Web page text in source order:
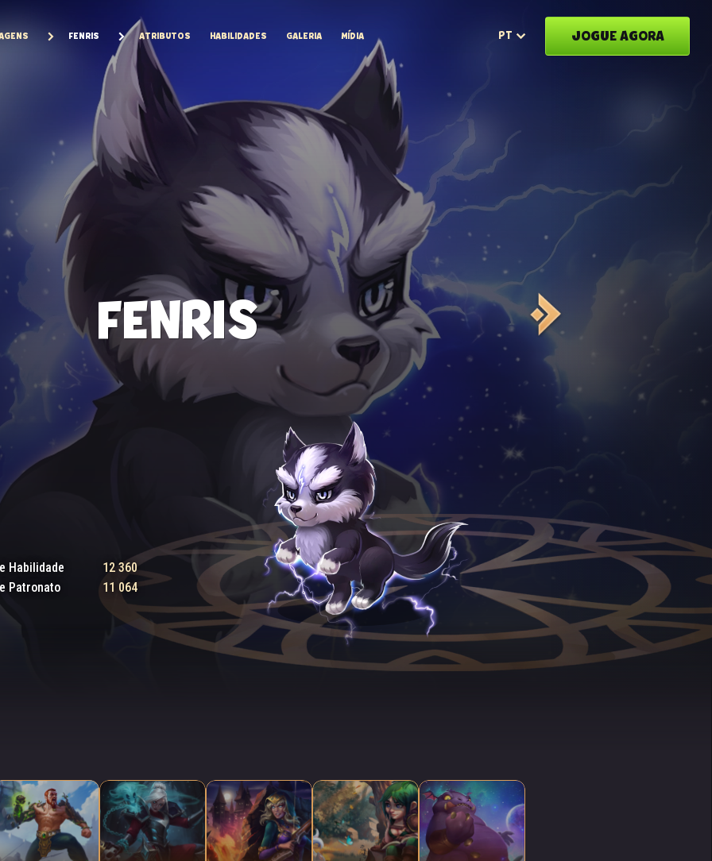
FENRIS ATRIBUTOS HABILIDADES GALERIA MÍDIA PT JOGUE AGORA
FENRIS
Habilidade
12 360
Patronato 11 064